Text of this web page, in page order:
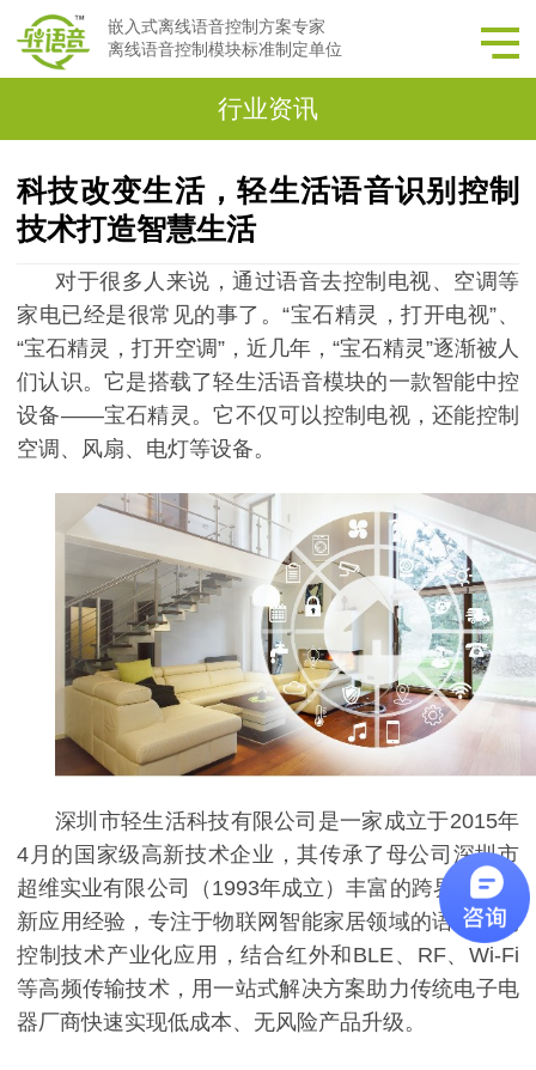
嵌入式离线语音控制方案专家
离线语音控制模块标准制定单位
行业资讯
科技改变生活，轻生活语音识别控制
技术打造智慧生活
对于很多人来说，通过语音去控制电视、空调等
家电已经是很常见的事了 。“宝石精灵，打开电视”、
“宝石精灵，打开空调”， 近几年， “宝石精灵”逐渐被人
们认识。它是搭载了轻生活语音模块的一款智能中控
设备——宝石精灵。它不仅可以控制电视，还能控制
空调、风扇、电灯等设备。
深圳市轻生活科技有限公司是一家成立于2015年
4月的国家级高新技术企业，其传承了母公司深圳市
超维实业有限公司（1993年成立）丰富的跨界技术创
新应用经验，专注于物联网智能家居领域的语音识别
控制技术产业化应用，结合红外和BLE、RF、Wi-Fi
等高频传输技术，用一站式解决方案助力传统电子电
器厂商快速实现低成本、无风险产品升级。